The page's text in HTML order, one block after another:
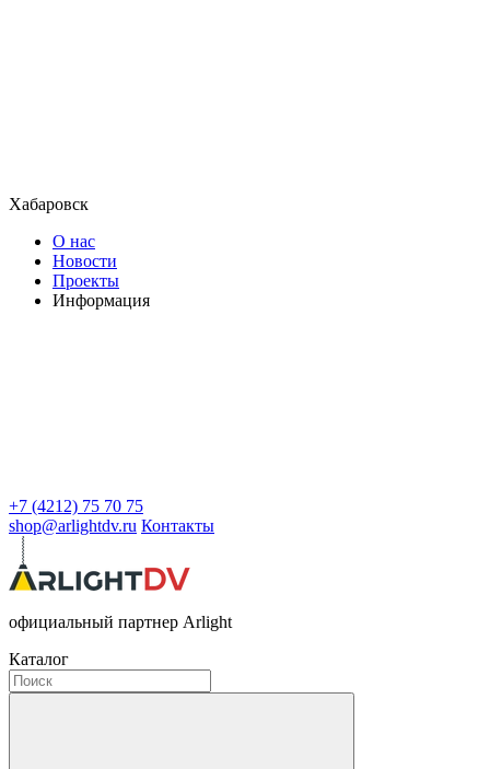
Хабаровск
О нас
Новости
Проекты
Информация
+7 (4212) 75 70 75
shop@arlightdv.ru Контакты
официальный партнер Arlight
Каталог